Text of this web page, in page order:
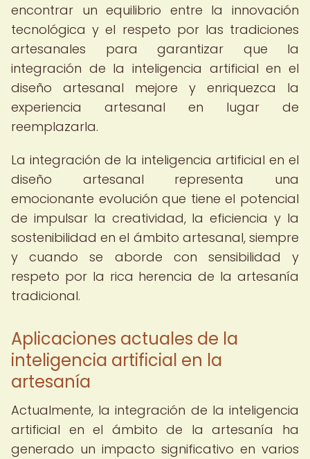
encontrar un equilibrio entre la innovación
tecnológica y el respeto por las tradiciones
artesanales para garantizar que la
integración de la inteligencia artificial en el
diseño artesanal mejore y enriquezca la
experiencia artesanal en lugar de
reemplazarla.
La integración de la inteligencia artificial en el
diseño artesanal representa una
emocionante evolución que tiene el potencial
de impulsar la creatividad, la eficiencia y la
sostenibilidad en el ámbito artesanal, siempre
y cuando se aborde con sensibilidad y
respeto por la rica herencia de la artesanía
tradicional.
Aplicaciones actuales de la
inteligencia artificial en la
artesanía
Actualmente, la integración de la inteligencia
artificial en el ámbito de la artesanía ha
generado un impacto significativo en varios